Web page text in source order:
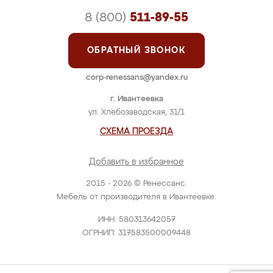
2015 - 2026 © Ренессанс.
Мебель от производителя в Ивантеевке.
ИНН: 580313642057
ОГРНИП: 317583500009448
г. Ивантеевка
ул. Хлебозаводская, 31/1
СХЕМА ПРОЕЗДА
Добавить в избранное
8 (800) 511-89-55
ОБРАТНЫЙ ЗВОНОК
corp-renessans@yandex.ru